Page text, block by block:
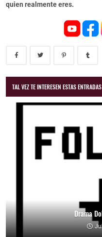
quien realmente eres.
TAL VEZ TE INTERESEN ESTAS ENTRADAS
Drama